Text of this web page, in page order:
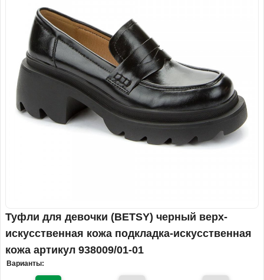
Туфли для девочки (BETSY) черный верх-
искусственная кожа подкладка-искусственная
кожа артикул 938009/01-01
Варианты: